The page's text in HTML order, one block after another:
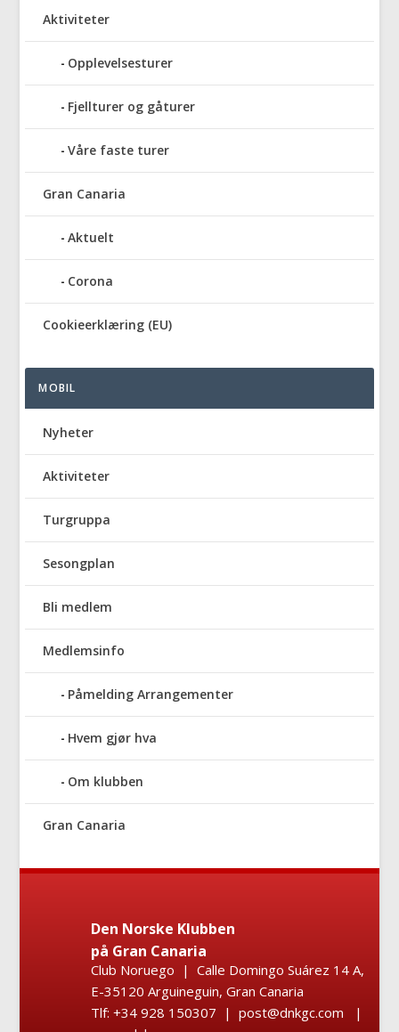
Aktiviteter
Opplevelsesturer
Fjellturer og gåturer
Våre faste turer
Gran Canaria
Aktuelt
Corona
Cookieerklæring (EU)
MOBIL
Nyheter
Aktiviteter
Turgruppa
Sesongplan
Bli medlem
Medlemsinfo
Påmelding Arrangementer
Hvem gjør hva
Om klubben
Gran Canaria
Den Norske Klubben
på Gran Canaria
Club Noruego | Calle Domingo Suárez 14 A,
E-35120 Arguineguin, Gran Canaria
Tlf: +34 928 150307 | post@dnkgc.com |